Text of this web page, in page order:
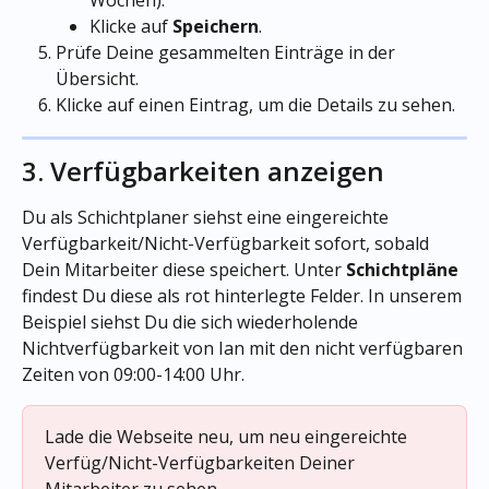
Klicke auf Speichern.
Prüfe Deine gesammelten Einträge in der
Übersicht.
Klicke auf einen Eintrag, um die Details zu sehen.
3. Verfügbarkeiten anzeigen
Du als Schichtplaner siehst eine eingereichte
Verfügbarkeit/Nicht-Verfügbarkeit sofort, sobald
Dein Mitarbeiter diese speichert. Unter Schichtpläne
findest Du diese als rot hinterlegte Felder. In unserem
Beispiel siehst Du die sich wiederholende
Nichtverfügbarkeit von Ian mit den nicht verfügbaren
Zeiten von 09:00-14:00 Uhr.
Lade die Webseite neu, um neu eingereichte
Verfüg/Nicht-Verfügbarkeiten Deiner